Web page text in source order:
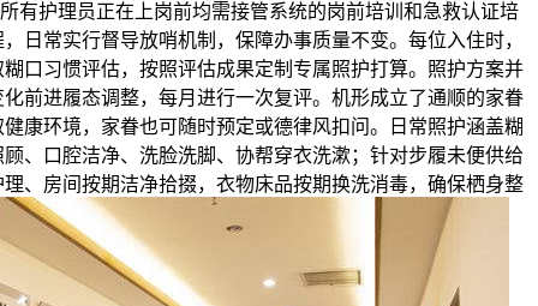
有护理员正在上岗前均需接管系统的岗前培训和急救认证培
日常实行督导放哨机制，保障办事质量不变。每位入住时，
口习惯评估，按照评估成果定制专属照护打算。照护方案并
前进履态调整，每月进行一次复评。机形成立了通顺的家眷
康环境，家眷也可随时预定或德律风扣问。日常照护涵盖糊
、口腔洁净、洗脸洗脚、协帮穿衣洗漱；针对步履未便供给
、房间按期洁净拾掇，衣物床品按期换洗消毒，确保栖身整